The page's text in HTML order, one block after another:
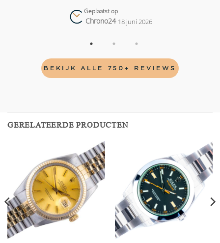
Geplaatst op
Chrono24 18 juni 2026
BEKIJK ALLE 750+ REVIEWS
GERELATEERDE PRODUCTEN
Add to
wishlist
Add to
wishlist